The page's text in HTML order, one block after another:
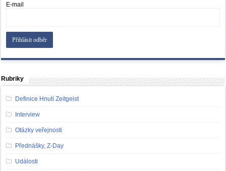
E-mail
Rubriky
Definice Hnutí Zeitgeist
Interview
Otázky veřejnosti
Přednášky, Z-Day
Události